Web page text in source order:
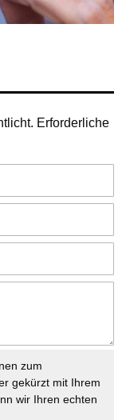
Erforderliche
zum
gekürzt mit Ihrem
wir Ihren echten